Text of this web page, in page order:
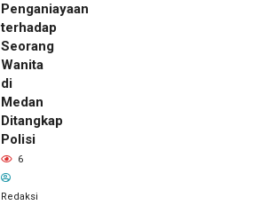
Penganiayaan
terhadap
Seorang
Wanita
di
Medan
Ditangkap
Polisi
6
Redaksi
22 jam lalu
Kepala
DPMPTSP
Deli
Serdang
Bantah
Terlibat